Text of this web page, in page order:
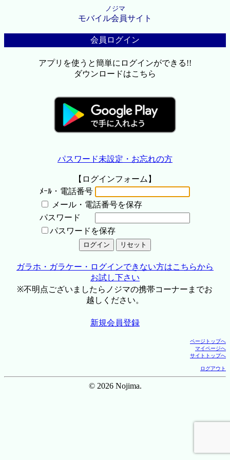
ノジマ
モバイル会員サイト
会員ログイン
アプリを使うと簡単にログインができる!!
ダウンロードはこちら
パスワード未設定・お忘れの方
【ログインフォーム】
ﾒｰﾙ・電話番号
メール・電話番号を保存
パスワード
パスワードを保存
ガラホ・ガラケー・ログインできない方はこちらから
お試し下さい
※不明点ございましたらノジマの携帯コーナーまでお
越しください。
新規会員登録
ページトップへ
マイページへ
サイトトップへ
ログアウト
© 2026 Nojima.